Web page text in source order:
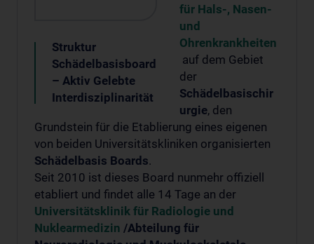
Struktur
Schädelbasisboard
– Aktiv Gelebte
Interdisziplinarität
für Hals-, Nasen-
und
Ohrenkrankheiten
auf dem Gebiet
der
Schädelbasischir
urgie, den
Grundstein für die Etablierung eines eigenen
von beiden Universitätskliniken organisierten
Schädelbasis Boards.
Seit 2010 ist dieses Board nunmehr offiziell
etabliert und findet alle 14 Tage an der
Universitätsklinik für Radiologie und
Nuklearmedizin /Abteilung für